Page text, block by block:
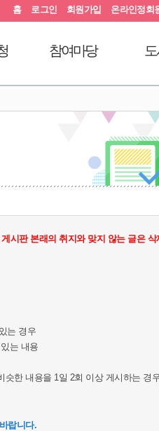
홈 로그인 회원가입 온라인정회
참여마당
시판 본래의 취지와 맞지 않는 글은 삭
는 경우
는 내용
한 내용을 1일 2회 이상 게시하는 경
랍니다.